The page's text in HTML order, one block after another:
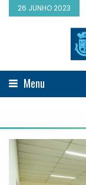
26 JUNHO 2023
Menu